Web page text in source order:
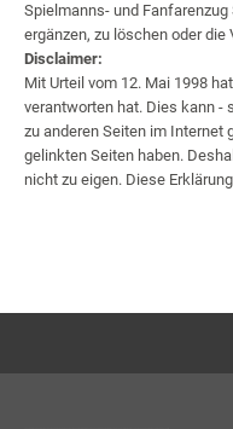
Spielmanns- und
ergänzen, zu löschen oder
Disclaimer:
Mit Urteil vom 12. Mai 1998
verantworten hat. Dies kann -
zu anderen Seiten im Internet
gelinkten Seiten haben.
nicht zu eigen. Diese